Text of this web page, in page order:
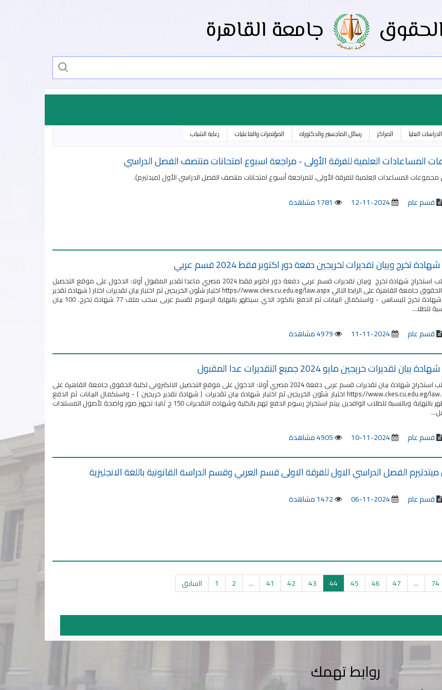
جامعة القاهرة
الدراسات العليا المراكز رسائل الماجستير والدكتوراه المؤتمرات والفاعليات رعاية الشباب
المساعادات العلمية للفرقة الأولى - مراجعة اسبوع امتحانات منتصف الفصل الدراسي
المساعدات العلمية للفرقة الأولى، للمراجعة أسبوع امتحانات منتصف الفصل الدراسي الأول (ميدتيرم).
قسم عام 2024-11-12 1781 مشاهدة
تخرج وبيان تقديرات لخريجين دفعة دور اكتوبر فقط 2024 قسم عربي
خطوات تقديم طلب استخراج شهادة تخرج وبيان تقديرات قسم عربي دفعة دور اكتوبر فقط 2024 مصري ماعدا تقدير المقبول أولا: الدخول على موقع التحصيل
الالكتروني لكلية الحقوق جامعة القاهرة على الرابط التالي https://www.ckes.cu.edu.eg/law.aspx اختيار شئون الخريجين ثم اختيار بيان تقديرات اختار ( شهادة تقدير
خريجين ) واختيار شهادة تخرج لليسانس - واستكمال البيانات ثم الدفع بالكود الذي سيظهر بالنهاية الرسوم لقسم عربى سحب ملف 77 شهادة تخرج. 100 بيان
قسم عام 2024-11-11 4979 مشاهدة
تقديرات خريجين مايو 2024 جميع التقديرات عدا المقبول
خطوات تقديم طلب استخراج شهادة بيان تقديرات قسم عربي دفعة 2024 مصري أولا: الدخول على موقع التحصيل الالكتروني لكلية الحقوق جامعة القاهرة على
الرابط التالي https://www.ckes.cu.edu.eg/law.aspx اختيار شئون الخريجين ثم اختيار شهادة بيان تقديرات ( شهادة تقدير خريجين ) - واستكمال البيانات ثم الدفع
بالكود الذي سيظهر بالنهاية وبالنسبة للطلاب الوافدين ييتم استخراج رسوم الدفع لهم بالكلية وشهاده التقديرات 150 ج ثانيا: تجهيز صور واضحة لأصول المستندات
قسم عام 2024-11-10 4905 مشاهدة
الفصل الدراسي الاول للفرقة الاولى قسم العربي وقسم الدراسة القانونية باللغة الانجليزية
قسم عام 2024-11-06 1472 مشاهدة
السابق 1 2 ... 41 42 43 44 45 46 47 ... 74
روابط تهمك